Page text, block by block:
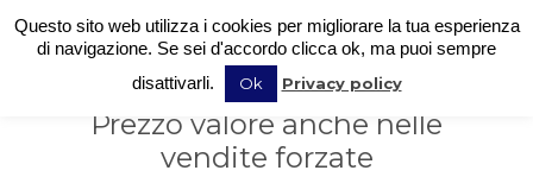
Prezzo valore anche nelle
vendite forzate
Questo sito web utilizza i cookies per migliorare la tua esperienza
di navigazione. Se sei d'accordo clicca ok, ma puoi sempre
disattivarli.
Ok Privacy policy